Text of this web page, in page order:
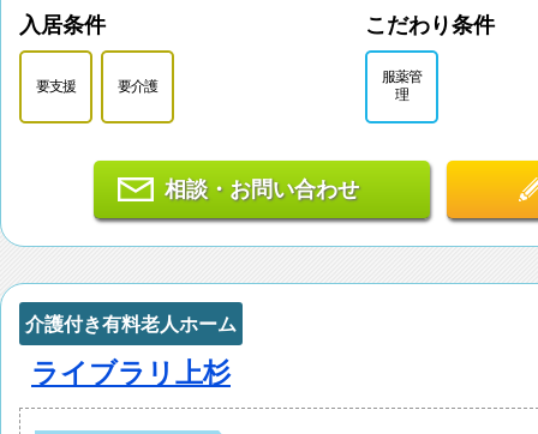
入居条件
要支援 要介護
こだわり条件
服薬管
理
相談・お問い合わせ
介護付き有料老人ホーム
ライブラリ上杉